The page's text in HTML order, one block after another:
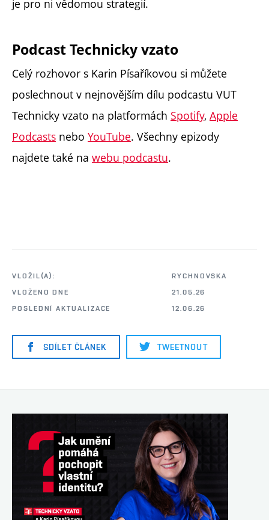
je pro ni vědomou strategií.
Podcast Technicky vzato
Celý rozhovor s Karin Písaříkovou si můžete
poslechnout v nejnovějším dílu podcastu VUT
Technicky vzato na platformách Spotify, Apple
Podcasts nebo YouTube. Všechny epizody
najdete také na webu podcastu.
VLOŽIL(A):
RYCHNOVSKA
VLOŽENO DNE
21.05.26
POSLEDNÍ AKTUALIZACE
12.06.26
SDÍLET ČLÁNEK TWEETNOUT